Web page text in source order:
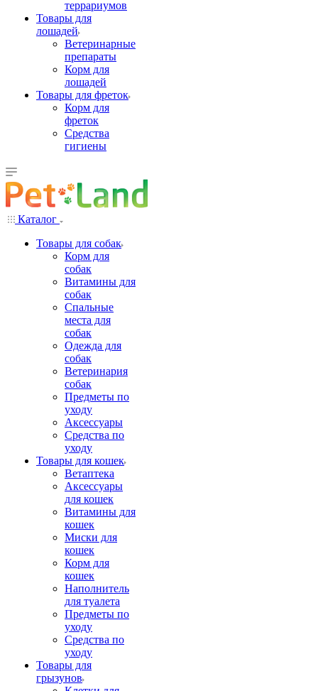
террариумов
Товары для
лошадей
Ветеринарные
препараты
Корм для
лошадей
Товары для фреток
Корм для
фреток
Средства
гигиены
Каталог
Товары для собак
Корм для
собак
Витамины для
собак
Спальные
места для
собак
Одежда для
собак
Ветеринария
собак
Предметы по
уходу
Аксессуары
Средства по
уходу
Товары для кошек
Ветаптека
Аксессуары
для кошек
Витамины для
кошек
Миски для
кошек
Корм для
кошек
Наполнитель
для туалета
Предметы по
уходу
Средства по
уходу
Товары для
грызунов